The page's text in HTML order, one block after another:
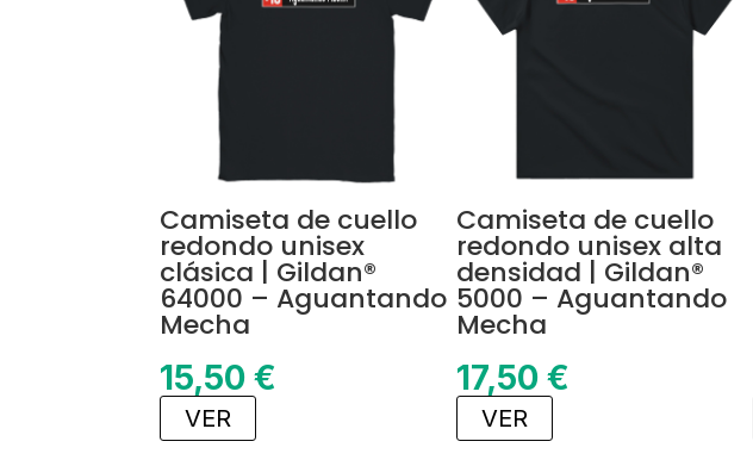
Camiseta de cuello
redondo unisex
clásica | Gildan®
64000 – Aguantando
Mecha
15,50€
VER
Camiseta de cuello
redondo unisex alta
densidad | Gildan®
5000 – Aguantando
Mecha
17,50€
VER